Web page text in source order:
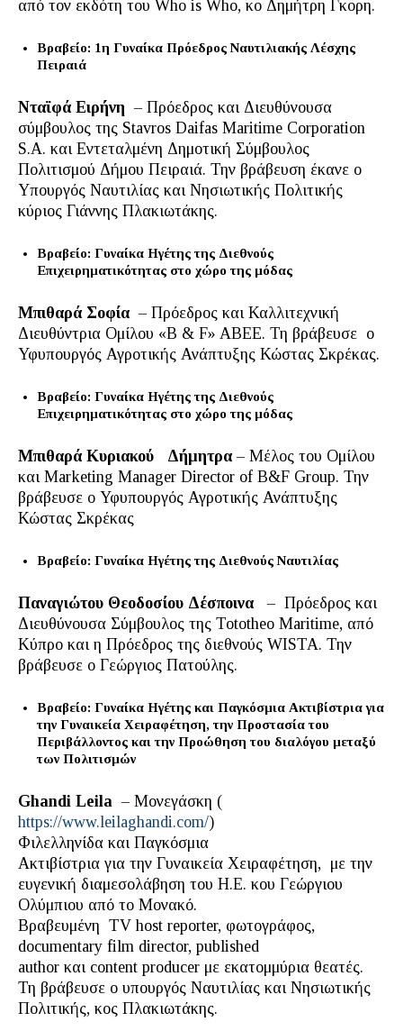
από τον εκδότη του Who is Who, κο Δημήτρη Γκορη.
Βραβείο: 1η Γυναίκα Πρόεδρος Ναυτιλιακής Λέσχης
Πειραιά
Νταϊφά Ειρήνη – Πρόεδρος και Διευθύνουσα
σύμβουλος της Stavros Daifas Maritime Corporation
S.A. και Εντεταλμένη Δημοτική Σύμβουλος
Πολιτισμού Δήμου Πειραιά. Την βράβευση έκανε ο
Υπουργός Ναυτιλίας και Νησιωτικής Πολιτικής
κύριος Γιάννης Πλακιωτάκης.
Βραβείο: Γυναίκα Ηγέτης της Διεθνούς
Επιχειρηματικότητας στο χώρο της μόδας
Μπιθαρά Σοφία – Πρόεδρος και Καλλιτεχνική
Διευθύντρια Ομίλου «B & F» ABEE. Τη βράβευσε ο
Υφυπουργός Αγροτικής Ανάπτυξης Κώστας Σκρέκας.
Βραβείο: Γυναίκα Ηγέτης της Διεθνούς
Επιχειρηματικότητας στο χώρο της μόδας
Μπιθαρά Κυριακού Δήμητρα– Μέλος του Ομίλου
και Marketing Manager Director of B&F Group. Την
βράβευσε ο Υφυπουργός Αγροτικής Ανάπτυξης
Κώστας Σκρέκας
Βραβείο: Γυναίκα Ηγέτης της Διεθνούς Ναυτιλίας
Παναγιώτου Θεοδοσίου Δέσποινα
– Πρόεδρος και
Διευθύνουσα Σύμβουλος της Tototheo Maritime, από
Κύπρο και η Πρόεδρος της διεθνούς WISTA. Την
βράβευσε ο Γεώργιος Πατούλης.
Βραβείο: Γυναίκα Ηγέτης και Παγκόσμια Ακτιβίστρια για
την Γυναικεία Χειραφέτηση, την Προστασία του
Περιβάλλοντος και την Προώθηση του διαλόγου μεταξύ
των Πολιτισμών
Ghandi Leila – Μονεγάσκη (
https://www.leilaghandi.com/)
Φιλελληνίδα και Παγκόσμια
Ακτιβίστρια για την Γυναικεία Χειραφέτηση, με την
ευγενική διαμεσολάβηση του Η.Ε. κου Γεώργιου
Ολύμπιου από το Μονακό.
Βραβευμένη TV host reporter, φωτογράφος,
documentary film director, published
author και content producer με εκατομμύρια θεατές.
Τη βράβευσε ο υπουργός Ναυτιλίας και Νησιωτικής
Πολιτικής, κος Πλακιωτάκης.